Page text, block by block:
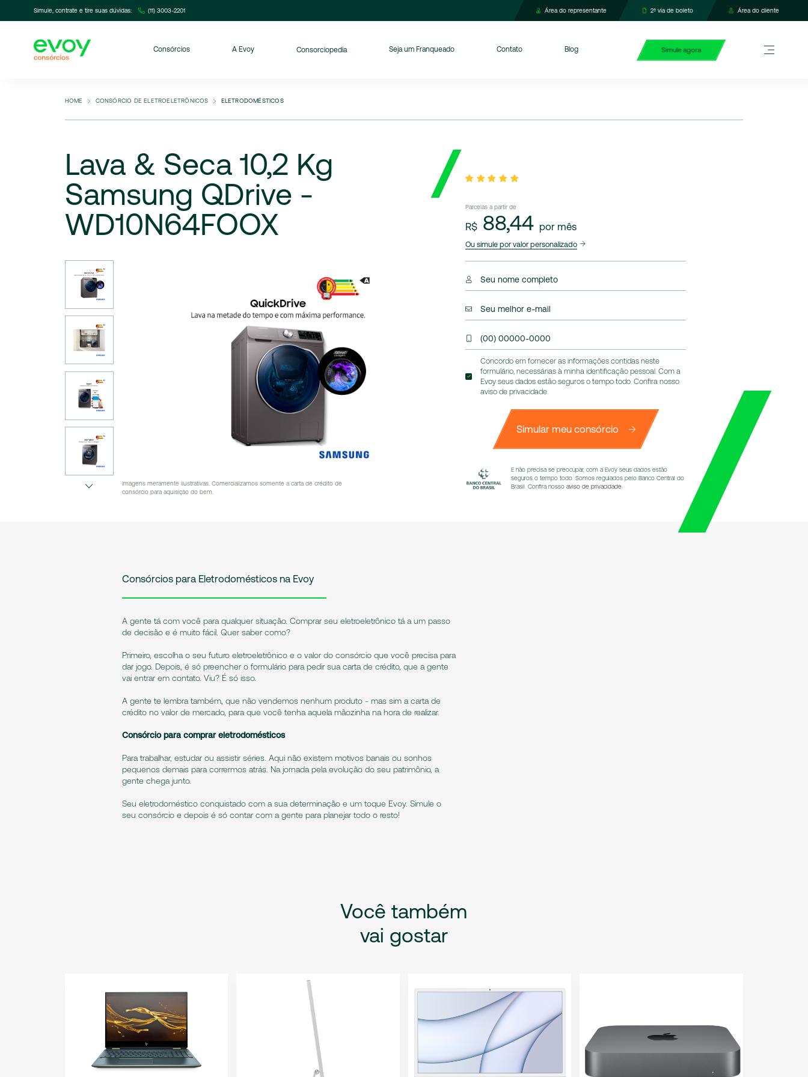
Simule, contrate e tire suas dúvidas: (11) 3003-2201 Área do representante 2ª via de boleto Área do cliente
Consórcios A Evoy Consorciopedia Seja um Franqueado Contato Blog Simule agora
HOME CONSÓRCIO DE ELETROELETRÔNICOS ELETRODOMÉSTICOS
Lava & Seca 10,2 Kg
Samsung QDrive -
WD10N64FOOX
Imagens meramente ilustrativas. Comercializamos somente a carta de crédito de
consórcio para aquisição do bem.
Parcelas a partir de
R$ 88,44 por mês
Ou simule por valor personalizado
Seu nome completo
Seu melhor e-mail
(00) 00000-0000
Concordo em fornecer as informações contidas neste
formulário, necessárias à minha identificação pessoal. Com a
Evoy seus dados estão seguros o tempo todo. Confira nosso
aviso de privacidade.
Simular meu consórcio
E não precisa se preocupar, com a Evoy seus dados estão
seguros o tempo todo. Somos regulados pelo Banco Central do
Brasil. Confira nosso aviso de privacidade.
Consórcios para Eletrodomésticos na Evoy
A gente tá com você para qualquer situação. Comprar seu eletroeletrônico tá a um passo
de decisão e é muito fácil. Quer saber como?
Primeiro, escolha o seu futuro eletroeletrônico e o valor do consórcio que você precisa para
dar jogo. Depois, é só preencher o formulário para pedir sua carta de crédito, que a gente
vai entrar em contato. Viu? É só isso.
A gente te lembra também, que não vendemos nenhum produto - mas sim a carta de
crédito no valor de mercado, para que você tenha aquela mãozinha na hora de realizar.
Consórcio para comprar eletrodomésticos
Para trabalhar, estudar ou assistir séries. Aqui não existem motivos banais ou sonhos
pequenos demais para corrermos atrás. Na jornada pela evolução do seu patrimônio, a
gente chega junto.
Seu eletrodoméstico conquistado com a sua determinação e um toque Evoy. Simule o
seu consórcio e depois é só contar com a gente para planejar todo o resto!
Você também
vai gostar